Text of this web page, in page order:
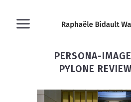
PERSONA-
PYLONE